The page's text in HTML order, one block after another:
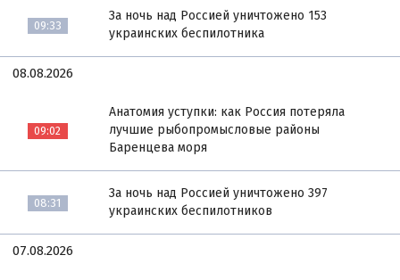
09:33
За ночь над Россией уничтожено 153
украинских беспилотника
08.08.2026
09:02
Анатомия уступки: как Россия потеряла
лучшие рыбопромысловые районы
Баренцева моря
08:31
За ночь над Россией уничтожено 397
украинских беспилотников
07.08.2026